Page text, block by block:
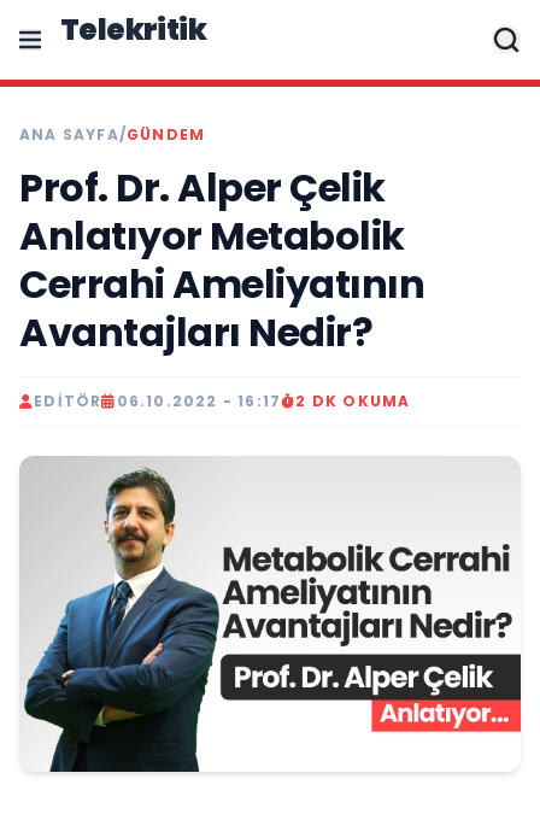
Telekritik
ANA SAYFA/GÜNDEM
Prof. Dr. Alper Çelik
Anlatıyor Metabolik
Cerrahi Ameliyatının
Avantajları Nedir?
EDITÖR 06.10.2022 - 16:17 2 DK OKUMA